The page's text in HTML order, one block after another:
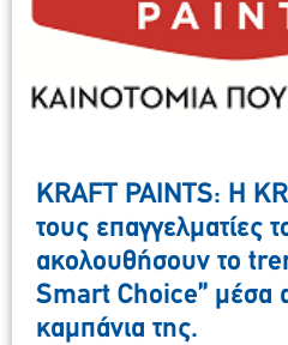
KRAFT PAINTS: Η
τους επαγγελματίες
ακολουθήσουν το
Smart Choice” μέσα
καμπάνια της.